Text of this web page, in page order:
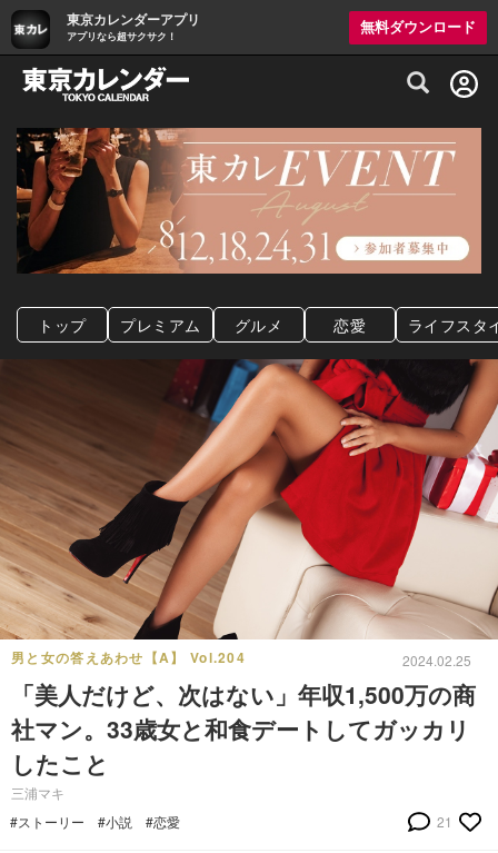
東京カレンダーアプリ
アプリなら超サクサク！
無料ダウンロード
グルメ情報・プレミアムレストラン予約
トップ プレミアム グルメ 恋愛 ライフスタ
男と女の答えあわせ【A】 Vol.204 2024.02.25
「美人だけど、次はない」年収1,500万の商
社マン。33歳女と和食デートしてガッカリ
したこと
三浦マキ
#ストーリー
#小説 #恋愛 21